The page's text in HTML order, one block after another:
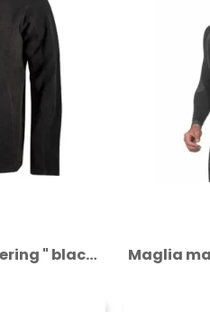
Felpa da lavoro " bering " black carbon